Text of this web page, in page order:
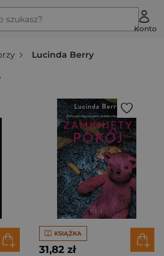
szukasz?
Konto
Lucinda Berry
KSIĄŻKA
31,82 zł